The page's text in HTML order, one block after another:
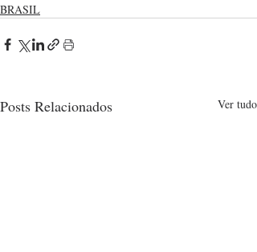
BRASIL
Posts Relacionados Ver tudo